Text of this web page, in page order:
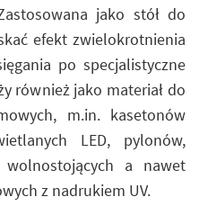
jako stół do
efekt zwielokrotnienia
po specjalistyczne
również jako materiał do
m.in. kasetonów
LED, pylonów,
a nawet
z nadrukiem UV.